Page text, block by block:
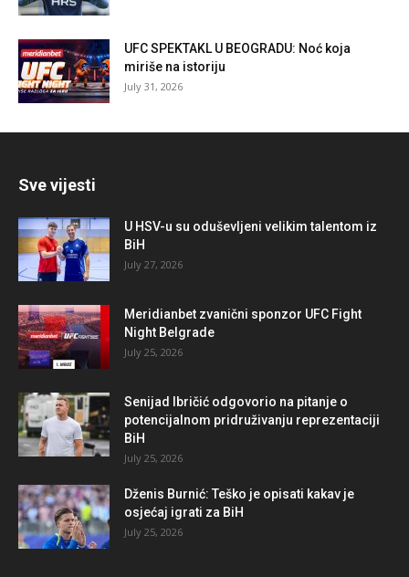
UFC SPEKTAKL U BEOGRADU: Noć koja
miriše na istoriju
July 31, 2026
Sve vijesti
U HSV-u su oduševljeni velikim talentom iz
BiH
July 27, 2026
Meridianbet zvanični sponzor UFC Fight
Night Belgrade
July 25, 2026
Senijad Ibričić odgovorio na pitanje o
potencijalnom pridruživanju reprezentaciji
BiH
July 25, 2026
Dženis Burnić: Teško je opisati kakav je
osjećaj igrati za BiH
July 25, 2026